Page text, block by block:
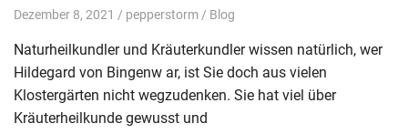
Dezember 8, 2021 pepperstorm Blog
Naturheilkundler und Kräuterkundler wissen natürlich, wer
Hildegard von Bingenw ar, ist Sie doch aus vielen
Klostergärten nicht wegzudenken. Sie hat viel über
Kräuterheilkunde gewusst und